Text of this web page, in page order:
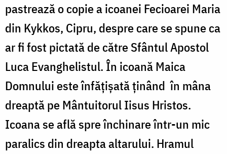
pastrează o copie a icoanei Fecioarei Maria
din Kykkos, Cipru, despre care se spune ca
ar fi fost pictată de către Sfântul Apostol
Luca Evanghelistul. În icoană Maica
Domnului este înfățișată ținând în mâna
dreaptă pe Mântuitorul Iisus Hristos.
Icoana se află spre închinare într-un mic
paralics din dreapta altarului. Hramul